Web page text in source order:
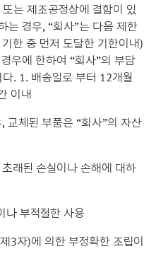
는 제조공정상에 결함이 있
는 경우, “회사”는 다음 제한
한 중 먼저 도달한 기한이내)
우에 한하여 “회사”의 부담
. 1. 배송일로 부터 12개월
이내
체된 부품은 “회사”의 자산
래된 손실이나 손해에 대하
나 부적절한 사용
3자)에 의한 부정확한 조립이